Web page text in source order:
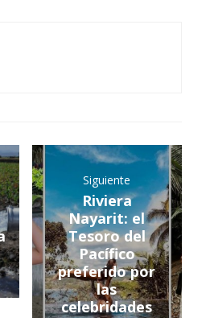
Siguiente
Riviera
Nayarit: el
Tesoro del
Pacífico
preferido por
las
celebridades